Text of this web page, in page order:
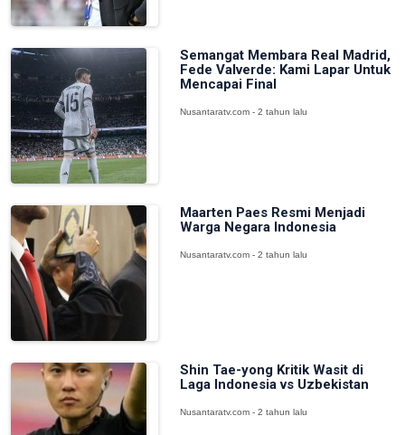
Semangat Membara Real Madrid,
Fede Valverde: Kami Lapar Untuk
Mencapai Final
Nusantaratv.com - 2 tahun lalu
Maarten Paes Resmi Menjadi
Warga Negara Indonesia
Nusantaratv.com - 2 tahun lalu
Shin Tae-yong Kritik Wasit di
Laga Indonesia vs Uzbekistan
Nusantaratv.com - 2 tahun lalu